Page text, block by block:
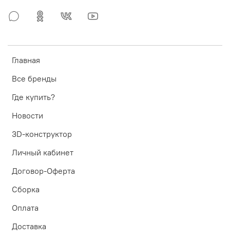
Главная
Все бренды
Где купить?
Новости
3D-конструктор
Личный кабинет
Договор-Оферта
Сборка
Оплата
Доставка